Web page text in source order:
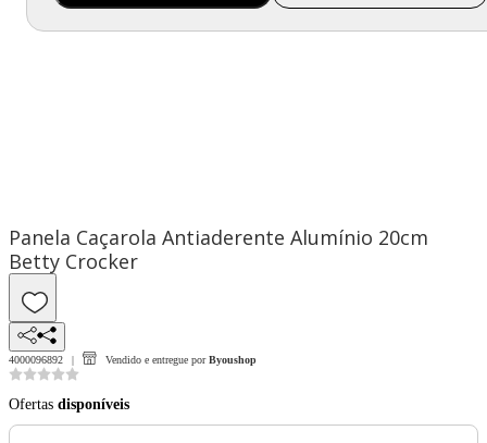
Panela Caçarola Antiaderente Alumínio 20cm
Betty Crocker
4000096892 Vendido e entregue por Byoushop
Ofertas disponíveis